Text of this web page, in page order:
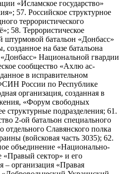
«Исламское государство»
57. Российское структурное
террористического
58. Террористическое
штурмовой батальон «Донбасс»
на базе батальона
Национальной гвардии
сообщество «Ахлю ас-
в исправительном
России по Республике
организация, созданная в
«Форум свободных
структурные подразделения; 61.
2-ой батальон специального
отдельного Славянского полка
(войсковая часть 3035); 62.
объединение «Национально-
«Правый сектор» и его
– организация «Правая